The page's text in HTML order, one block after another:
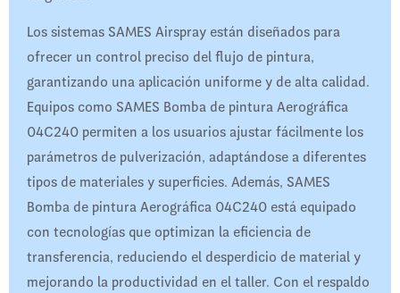
Los sistemas SAMES Airspray están diseñados para
ofrecer un control preciso del flujo de pintura,
garantizando una aplicación uniforme y de alta calidad.
Equipos como SAMES Bomba de pintura Aerográfica
04C240 permiten a los usuarios ajustar fácilmente los
parámetros de pulverización, adaptándose a diferentes
tipos de materiales y superficies. Además, SAMES
Bomba de pintura Aerográfica 04C240 está equipado
con tecnologías que optimizan la eficiencia de
transferencia, reduciendo el desperdicio de material y
mejorando la productividad en el taller. Con el respaldo